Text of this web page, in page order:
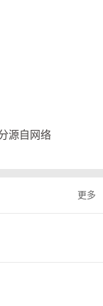
源自网络
更多